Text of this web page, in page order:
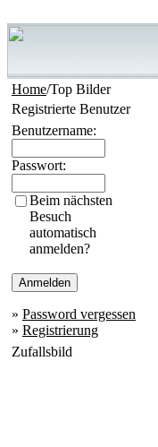
Home/Top Bilder
Registrierte Benutzer
Benutzername:
Passwort:
Beim nächsten
Besuch
automatisch
anmelden?
» Password vergessen
» Registrierung
Zufallsbild